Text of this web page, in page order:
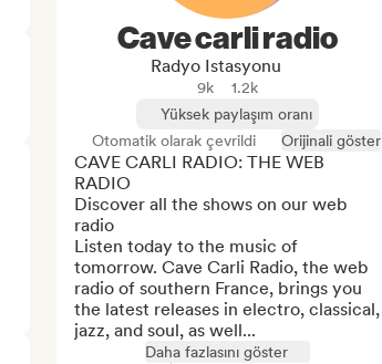
Cave carli radio
Radyo Istasyonu
9k
1.2k
Yüksek paylaşım oranı
Otomatik olarak çevrildi
Orijinali göster
CAVE CARLI RADIO: THE WEB
RADIO
Discover all the shows on our web
radio
Listen today to the music of
tomorrow. Cave Carli Radio, the web
radio of southern France, brings you
the latest releases in electro, classical,
jazz, and soul, as well...
Daha fazlasını göster